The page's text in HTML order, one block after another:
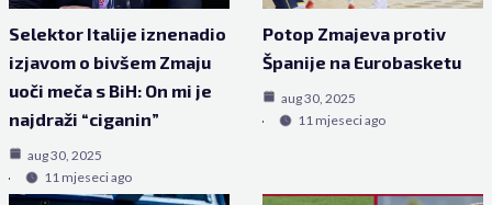
Selektor Italije iznenadio
izjavom o bivšem Zmaju
uoči meča s BiH: On mi je
najdraži “ciganin”
aug 30, 2025
11 mjeseci ago
Potop Zmajeva protiv
Španije na Eurobasketu
aug 30, 2025
11 mjeseci ago